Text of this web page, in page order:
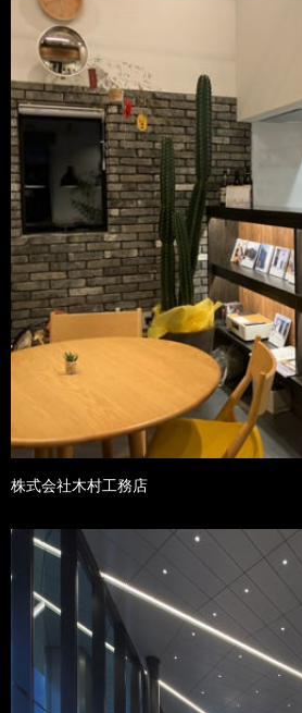
株式会社木村工務店